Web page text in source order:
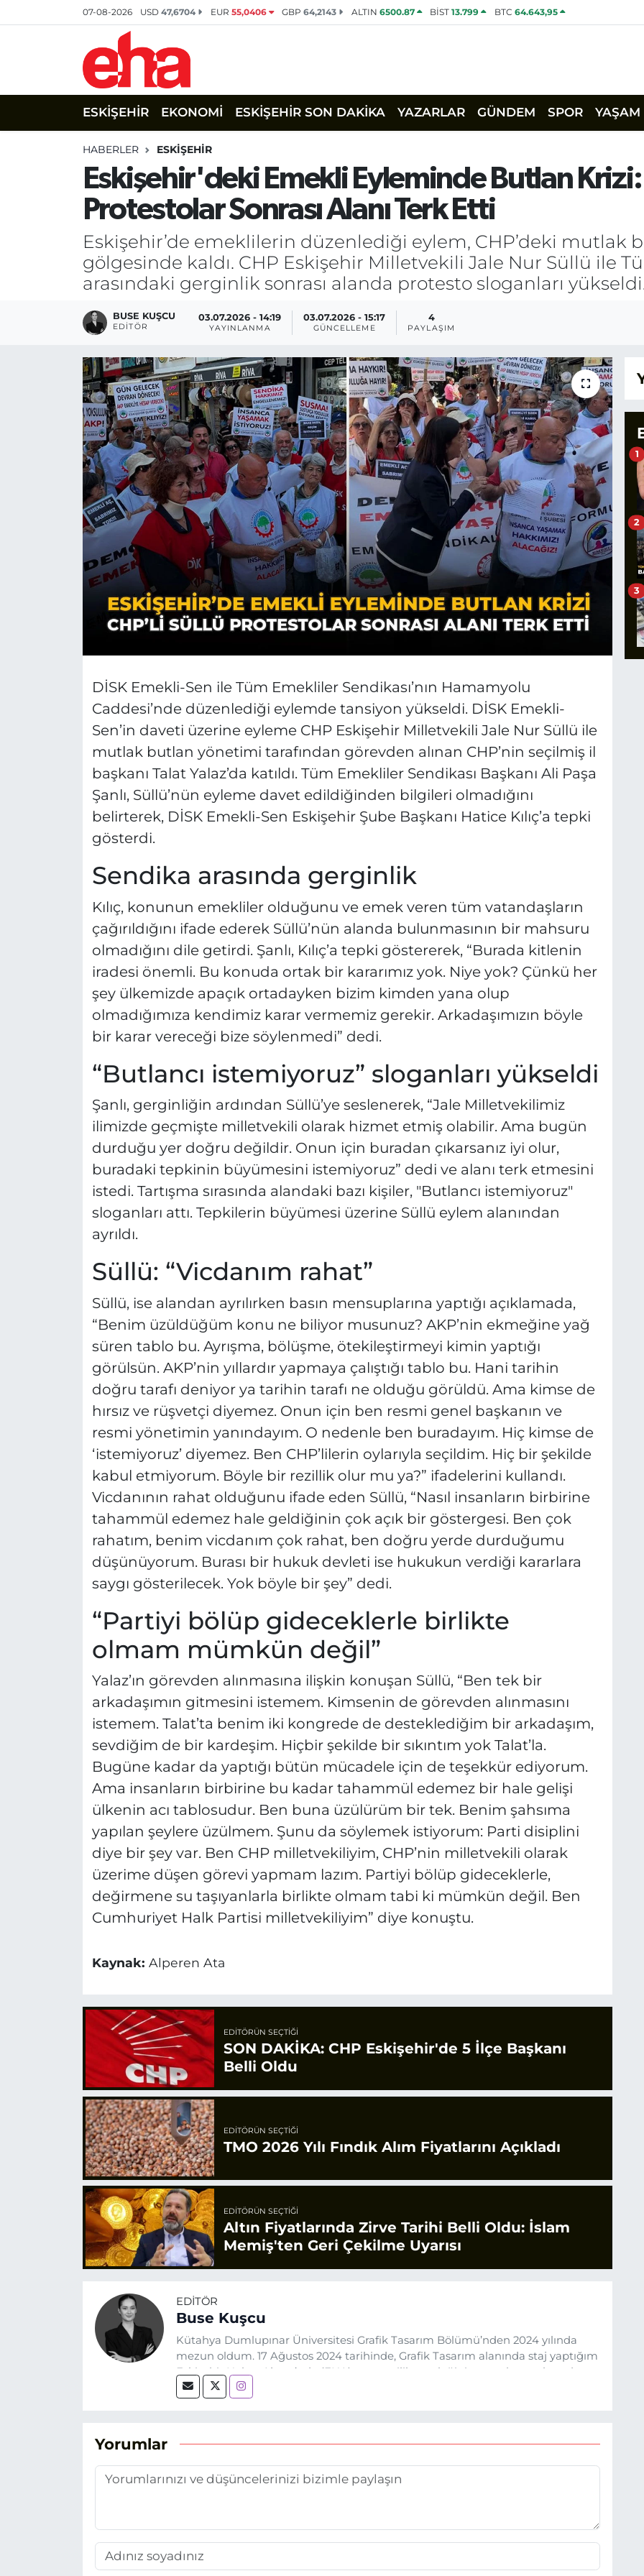
07-08-2026 USD47,6704 EUR 55,0406 GBP64,2143 ALTIN 6500.87 BİST13.799 BTC 64.643,95
ESKİŞEHİR EKONOMİ ESKİŞEHİR SON DAKİKA YAZARLAR GÜNDEM SPOR YAŞAM
HABERLER ESKİŞEHİR
Eskişehir'deki Emekli Eyleminde Butlan
Protestolar Sonrası Alanı Terk Etti
Eskişehir’de emeklilerin düzenlediği eylem, CHP’deki mutlak
gölgesinde kaldı. CHP Eskişehir Milletvekili Jale Nur Süllü ile
arasındaki gerginlik sonrası alanda protesto sloganları
BUSE KUŞCU
EDITÖR
03.07.2026 - 14:19
YAYINLANMA
03.07.2026 - 15:17
GÜNCELLEME
4
PAYLAŞIM
DİSK Emekli-Sen ile Tüm Emekliler Sendikası’nın Hamamyolu
Caddesi’nde düzenlediği eylemde tansiyon yükseldi. DİSK Emekli-
Sen’in daveti üzerine eyleme CHP Eskişehir Milletvekili Jale Nur Süllü ile
mutlak butlan yönetimi tarafından görevden alınan CHP’nin seçilmiş il
başkanı Talat Yalaz’da katıldı. Tüm Emekliler Sendikası Başkanı Ali Paşa
Şanlı, Süllü’nün eyleme davet edildiğinden bilgileri olmadığını
belirterek, DİSK Emekli-Sen Eskişehir Şube Başkanı Hatice Kılıç’a tepki
gösterdi.
Sendika arasında gerginlik
Kılıç, konunun emekliler olduğunu ve emek veren tüm vatandaşların
çağırıldığını ifade ederek Süllü’nün alanda bulunmasının bir mahsuru
olmadığını dile getirdi. Şanlı, Kılıç’a tepki göstererek, “Burada kitlenin
iradesi önemli. Bu konuda ortak bir kararımız yok. Niye yok? Çünkü her
şey ülkemizde apaçık ortadayken bizim kimden yana olup
olmadığımıza kendimiz karar vermemiz gerekir. Arkadaşımızın böyle
bir karar vereceği bize söylenmedi” dedi.
“Butlancı istemiyoruz” sloganları yükseldi
Şanlı, gerginliğin ardından Süllü’ye seslenerek, “Jale Milletvekilimiz
ilimizde geçmişte milletvekili olarak hizmet etmiş olabilir. Ama bugün
durduğu yer doğru değildir. Onun için buradan çıkarsanız iyi olur,
buradaki tepkinin büyümesini istemiyoruz” dedi ve alanı terk etmesini
istedi. Tartışma sırasında alandaki bazı kişiler, "Butlancı istemiyoruz"
sloganları attı. Tepkilerin büyümesi üzerine Süllü eylem alanından
ayrıldı.
Süllü: “Vicdanım rahat”
Süllü, ise alandan ayrılırken basın mensuplarına yaptığı açıklamada,
“Benim üzüldüğüm konu ne biliyor musunuz? AKP’nin ekmeğine yağ
süren tablo bu. Ayrışma, bölüşme, ötekileştirmeyi kimin yaptığı
görülsün. AKP’nin yıllardır yapmaya çalıştığı tablo bu. Hani tarihin
doğru tarafı deniyor ya tarihin tarafı ne olduğu görüldü. Ama kimse de
hırsız ve rüşvetçi diyemez. Onun için ben resmi genel başkanın ve
resmi yönetimin yanındayım. O nedenle ben buradayım. Hiç kimse de
‘istemiyoruz’ diyemez. Ben CHP’lilerin oylarıyla seçildim. Hiç bir şekilde
kabul etmiyorum. Böyle bir rezillik olur mu ya?” ifadelerini kullandı.
Vicdanının rahat olduğunu ifade eden Süllü, “Nasıl insanların birbirine
tahammül edemez hale geldiğinin çok açık bir göstergesi. Ben çok
rahatım, benim vicdanım çok rahat, ben doğru yerde durduğumu
düşünüyorum. Burası bir hukuk devleti ise hukukun verdiği kararlara
saygı gösterilecek. Yok böyle bir şey” dedi.
“Partiyi bölüp gideceklerle birlikte
olmam mümkün değil”
Yalaz’ın görevden alınmasına ilişkin konuşan Süllü, “Ben tek bir
arkadaşımın gitmesini istemem. Kimsenin de görevden alınmasını
istemem. Talat’ta benim iki kongrede de desteklediğim bir arkadaşım,
sevdiğim de bir kardeşim. Hiçbir şekilde bir sıkıntım yok Talat’la.
Bugüne kadar da yaptığı bütün mücadele için de teşekkür ediyorum.
Ama insanların birbirine bu kadar tahammül edemez bir hale gelişi
ülkenin acı tablosudur. Ben buna üzülürüm bir tek. Benim şahsıma
yapılan şeylere üzülmem. Şunu da söylemek istiyorum: Parti disiplini
diye bir şey var. Ben CHP milletvekiliyim, CHP’nin milletvekili olarak
üzerime düşen görevi yapmam lazım. Partiyi bölüp gideceklerle,
değirmene su taşıyanlarla birlikte olmam tabi ki mümkün değil. Ben
Cumhuriyet Halk Partisi milletvekiliyim” diye konuştu.
Kaynak: Alperen Ata
EDITÖRÜN SEÇTIĞI
SON DAKİKA: CHP Eskişehir'de 5 İlçe Başkanı
Belli Oldu
EDITÖRÜN SEÇTIĞI
TMO 2026 Yılı Fındık Alım Fiyatlarını Açıkladı
EDITÖRÜN SEÇTIĞI
Altın Fiyatlarında Zirve Tarihi Belli Oldu: İslam
Memiş'ten Geri Çekilme Uyarısı
EDITÖR
Buse Kuşcu
Kütahya Dumlupınar Üniversitesi Grafik Tasarım Bölümü’nden 2024 yılında
mezun oldum. 17 Ağustos 2024 tarihinde, Grafik Tasarım alanında staj yaptığım
Eskişehir Haber Ajansı’nda (EHA) gazetecilik mesleğinin temel unsurlarından
biri olan merak duygusunun etkisiyle basın sektörüne adım attım.
Yorumlar
1
2
3